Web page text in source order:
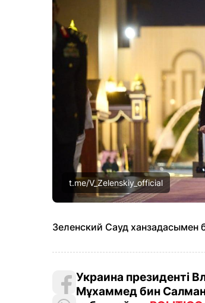
t.me/V_Zelenskiy_official
Зеленский Сауд ханзадасымен
Украина президенті
Мұхаммед бин Салман